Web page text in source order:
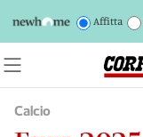
Affitta
Calcio